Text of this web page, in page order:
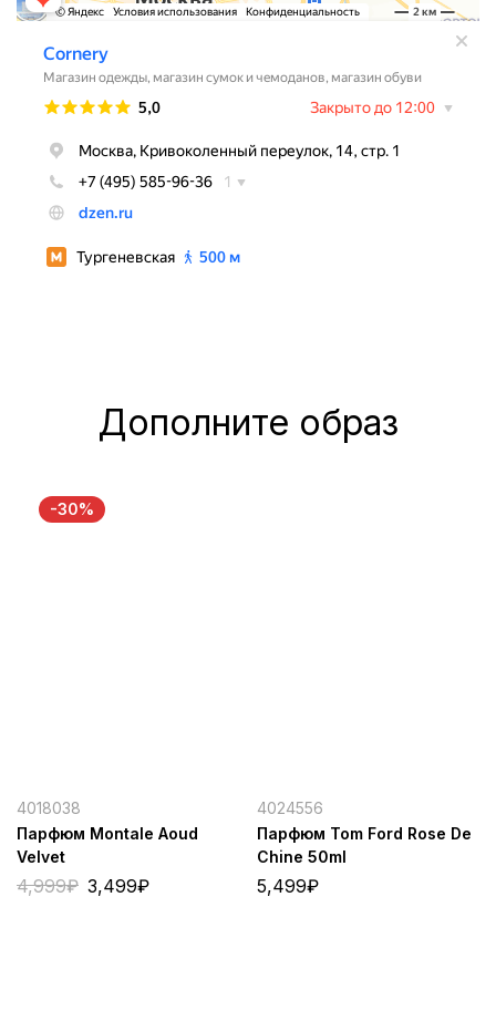
Дополните образ
-30%
4018038
Парфюм Montale Aoud
Velvet
4,999₽ 3,499₽
4024556
Парфюм Tom Ford Rose De
Chine 50ml
5,499₽